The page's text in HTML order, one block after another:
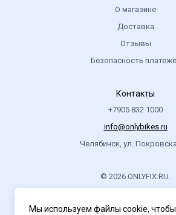
О магазине
Доставка
Отзывы
Безопасность
Контакты
+7905 832 1000
info@onlybikes.ru
Челябинск, ул.
© 2026 ONLYFIX.RU.
.
Мы используем файлы cookie, чтобы